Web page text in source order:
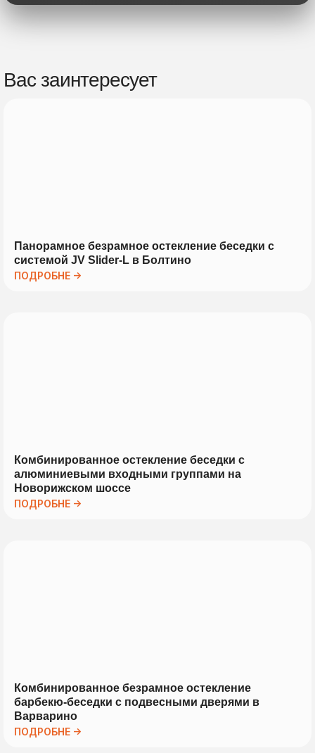
Вас заинтересует
Панорамное безрамное остекление беседки с
системой JV Slider-L в Болтино
ПОДРОБНЕ →
Комбинированное остекление беседки с
алюминиевыми входными группами на
Новорижском шоссе
ПОДРОБНЕ →
Комбинированное безрамное остекление
барбекю-беседки с подвесными дверями в
Варварино
ПОДРОБНЕ →